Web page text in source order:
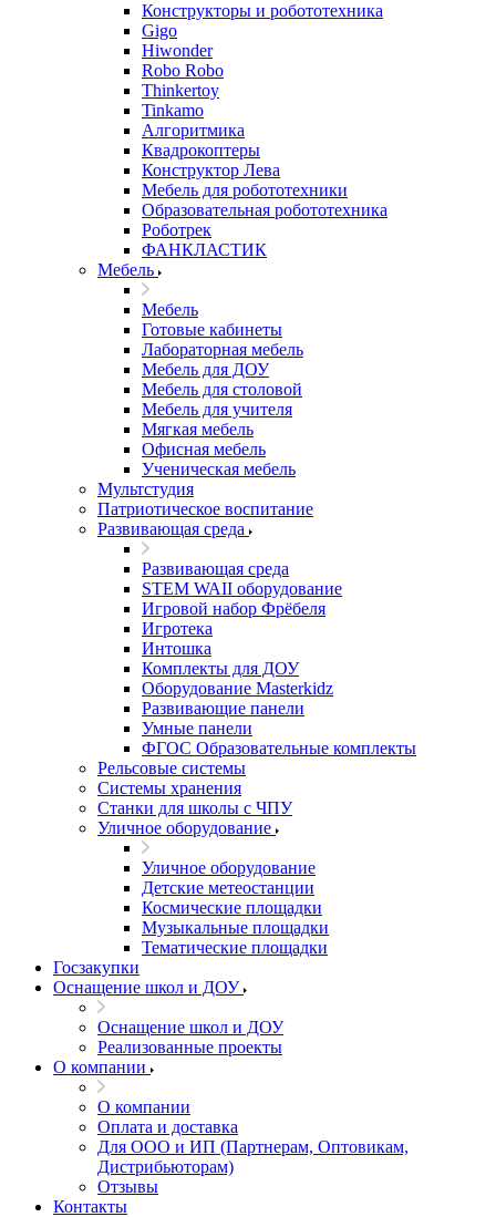
Конструкторы и робототехника
Gigo
Hiwonder
Robo Robo
Thinkertoy
Tinkamo
Алгоритмика
Квадрокоптеры
Конструктор Лева
Мебель для робототехники
Образовательная робототехника
Роботрек
ФАНКЛАСТИК
Мебель
Мебель
Готовые кабинеты
Лабораторная мебель
Мебель для ДОУ
Мебель для столовой
Мебель для учителя
Мягкая мебель
Офисная мебель
Ученическая мебель
Мультстудия
Патриотическое воспитание
Развивающая среда
Развивающая среда
STEM WAII оборудование
Игровой набор Фрёбеля
Игротека
Интошка
Комплекты для ДОУ
Оборудование Masterkidz
Развивающие панели
Умные панели
ФГОС Образовательные комплекты
Рельсовые системы
Системы хранения
Станки для школы с ЧПУ
Уличное оборудование
Уличное оборудование
Детские метеостанции
Космические площадки
Музыкальные площадки
Тематические площадки
Госзакупки
Оснащение школ и ДОУ
Оснащение школ и ДОУ
Реализованные проекты
О компании
О компании
Оплата и доставка
Для ООО и ИП (Партнерам, Оптовикам,
Дистрибьюторам)
Отзывы
Контакты